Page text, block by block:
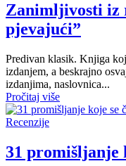
Zanimljivosti iz
pjevajući”
Predivan klasik. Knjiga
izdanjem, a beskrajno
izdanjima, naslovnica...
Pročitaj više
Recenzije
31 promišljanje